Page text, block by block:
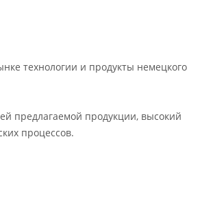
технологии и продукты немецкого
предлагаемой продукции, высокий
процессов.